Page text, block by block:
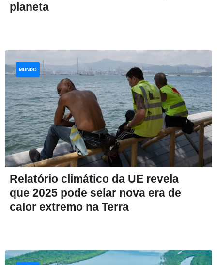
planeta
Relatório climático da UE revela
que 2025 pode selar nova era de
calor extremo na Terra
MUNDO